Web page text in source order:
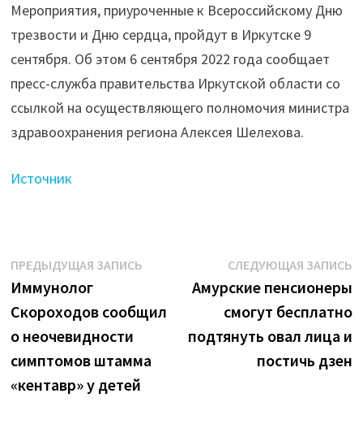
отметят
9
сентября
в Иркутской
области"
Мероприятия, приуроченные к Всероссийскому Дню
трезвости и Дню сердца, пройдут в Иркутске 9
сентября. Об этом 6 сентября 2022 года сообщает
пресс-служба правительства Иркутской области со
ссылкой на осуществляющего полномочия министра
здравоохранения региона Алексея Шелехова.
Источник
Навигация
по
записям
ПРЕДЫДУЩАЯ ЗАПИСЬПредыдущая
Иммунолог
Скороходов сообщил
о неочевидности
симптомов штамма
«кентавр» у детей
СЛЕДУЮЩАЯ ЗАПИСЬ
Амурские пенсионеры
смогут бесплатно
подтянуть овал лица и
постичь дзен